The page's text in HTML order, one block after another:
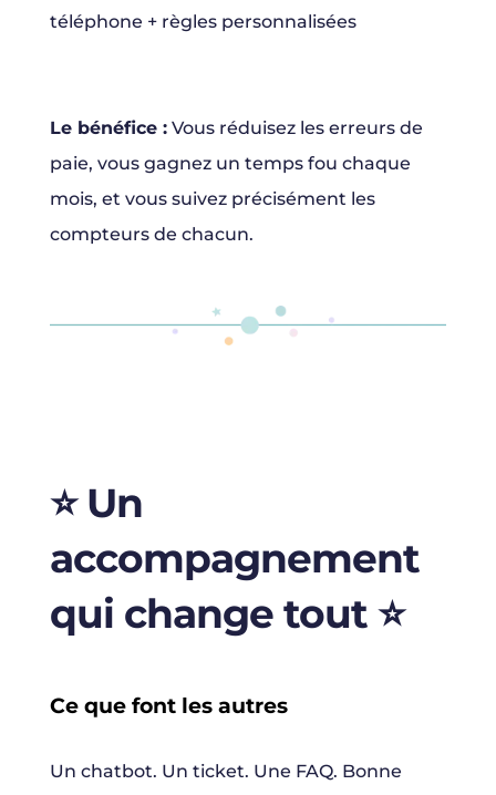
téléphone + règles personnalisées
Le bénéfice :Vous réduisez les erreurs de
paie, vous gagnez un temps fou chaque
mois, et vous suivez précisément les
compteurs de chacun.
⭐️ Un
accompagnement
qui change tout ⭐️
Ce que font les autres
Un chatbot. Un ticket. Une FAQ. Bonne